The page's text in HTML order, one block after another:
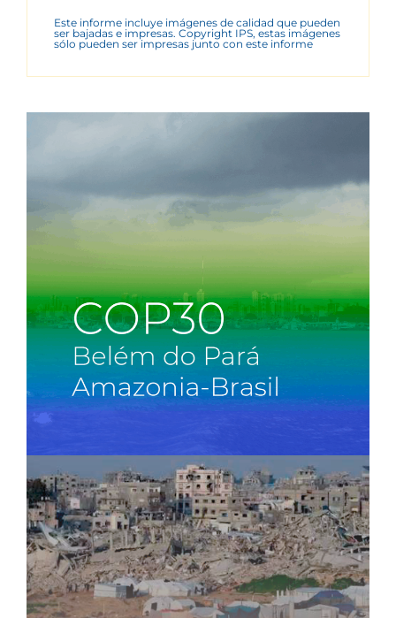
Este informe incluye imágenes de calidad que pueden
ser bajadas e impresas. Copyright IPS, estas imágenes
sólo pueden ser impresas junto con este informe